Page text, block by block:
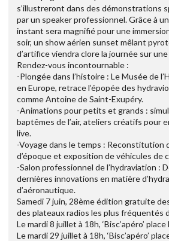
s’illustreront dans des démonstrations
par un speaker professionnel. Grâce à
instant sera magnifié pour une
soir, un show aérien sunset mêlant
d’artifice viendra clore la journée sur
Rendez-vous incontournable :
-Plongée dans l’histoire : Le Musée de
en Europe, retrace l’épopée des
comme Antoine de Saint-Exupéry.
-Animations pour petits et grands :
baptêmes de l’air, ateliers créatifs pour
live.
-Voyage dans le temps : Reconstitution
d’époque et exposition de véhicules de
-Salon professionnel de l’hydraviation :
dernières innovations en matière
d’aéronautique.
Samedi 7 juin, 28ème édition gratuite
des plateaux radios les plus fréquentés
Le mardi 8 juillet à 18h, ‘Bisc’apéro’
Le mardi 29 juillet à 18h, ‘Bisc’apéro’